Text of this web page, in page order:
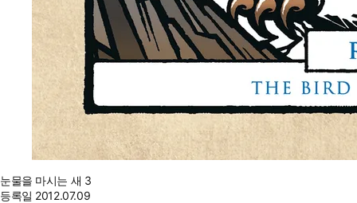
눈물을 마시는 새 3
등록일 2012.07.09